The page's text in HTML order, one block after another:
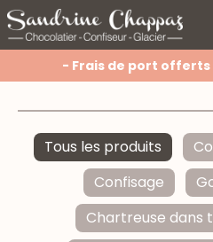
- Frais de port
Tous les produits
Confisage
Chartreuse dans